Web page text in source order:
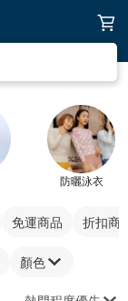
防曬泳衣
免運商品 折扣商
顏色